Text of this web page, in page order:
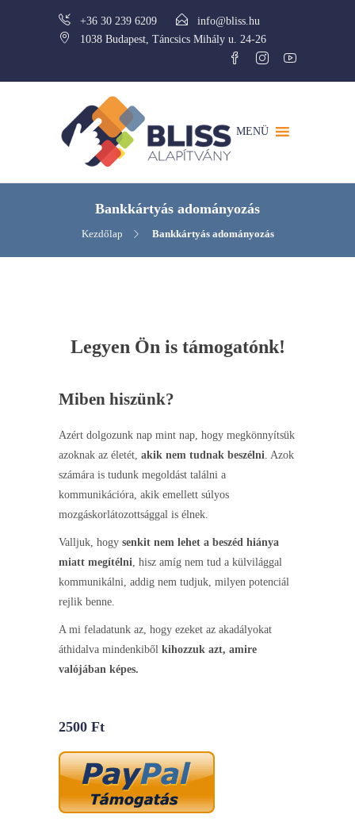
+36 30 239 6209
info@bliss.hu
1038 Budapest, Táncsics Mihály u. 24-26
MENÜ
Bankkártyás adományozás
Kezdőlap Bankkártyás adományozás
Legyen Ön is támogatónk!
Miben hiszünk?
Azért dolgozunk nap mint nap, hogy megkönnyítsük
azoknak az életét, akik nem tudnak beszélni. Azok
számára is tudunk megoldást találni a
kommunikációra, akik emellett súlyos
mozgáskorlátozottsággal is élnek.
Valljuk, hogy senkit nem lehet a beszéd hiánya
miatt megítélni, hisz amíg nem tud a külvilággal
kommunikálni, addig nem tudjuk, milyen potenciál
rejlik benne.
A mi feladatunk az, hogy ezeket az akadályokat
áthidalva mindenkiből kihozzuk azt, amire
valójában képes.
2500 Ft